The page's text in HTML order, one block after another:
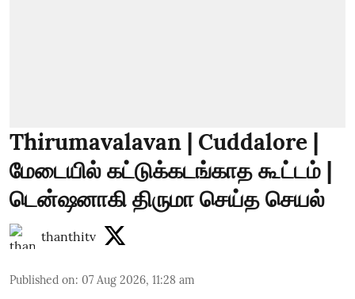
Thirumavalavan | Cuddalore |
மேடையில் கட்டுக்கடங்காத கூட்டம் |
டென்ஷனாகி திருமா செய்த செயல்
thanthitv
Published on: 07 Aug 2026, 11:28 am